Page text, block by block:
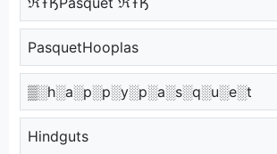
PasquetHooplas
▒░h░a░p░p░y░p░a░s░q░u░e░t
Hindguts